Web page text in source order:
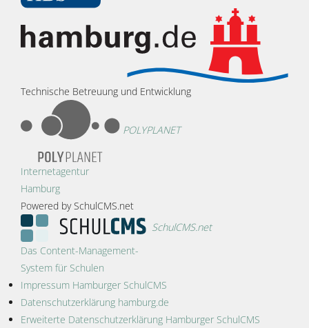
Technische Betreuung und Entwicklung
POLYPLANET
Internetagentur
Hamburg
Powered by SchulCMS.net
SchulCMS.net
Das Content-Management-
System für Schulen
Impressum Hamburger SchulCMS
Datenschutzerklärung hamburg.de
Erweiterte Datenschutzerklärung Hamburger SchulCMS